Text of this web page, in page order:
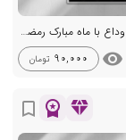
اطلاعیه لایه باز وداع با ماه مبارک رمضان + استوری
visibility
90,000 تومان
diamond
workspace_premium
bookmark_border